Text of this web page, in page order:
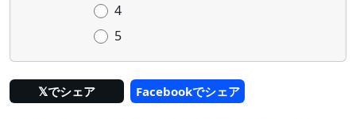
4
5
𝕏でシェア Facebookでシェア